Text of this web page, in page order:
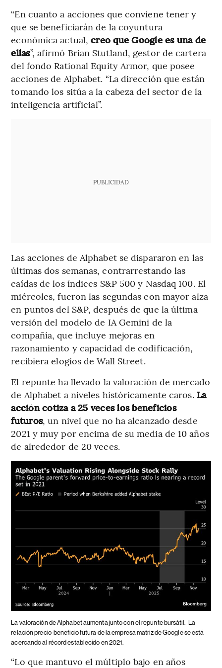
“En cuanto a acciones que conviene tener y
que se beneficiarán de la coyuntura
económica actual,creo que Google es una de
ellas”, afirmó Brian Stutland, gestor de cartera
del fondo Rational Equity Armor, que posee
acciones de Alphabet. “La dirección que están
tomando los sitúa a la cabeza del sector de la
inteligencia artificial”.
PUBLICIDAD
Las acciones de Alphabet se dispararon en las
últimas dos semanas, contrarrestando las
caídas de los índices S&P 500 y Nasdaq 100. El
miércoles, fueron las segundas con mayor alza
en puntos del S&P, después de que la última
versión del modelo de IA Gemini de la
compañía, que incluye mejoras en
razonamiento y capacidad de codificación,
recibiera elogios de Wall Street.
El repunte ha llevado la valoración de mercado
de Alphabet a niveles históricamente caros. La
acción cotiza a 25 veces los beneficios
futuros, un nivel que no ha alcanzado desde
2021 y muy por encima de su media de 10 años
de alrededor de 20 veces.
La valoración de Alphabet aumenta junto con el repunte bursátil. La
relación precio-beneficio futura de la empresa matriz de Google se está
acercando al récord establecido en 2021.
“Lo que mantuvo el múltiplo bajo en años